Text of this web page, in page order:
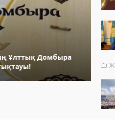
Ұлттық Домбыра